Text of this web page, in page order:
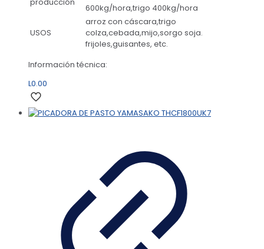
600kg/hora,trigo 400kg/hora
USOS
arroz con cáscara,trigo
colza,cebada,mijo,sorgo soja.
frijoles,guisantes, etc.
Información técnica:
L0.00